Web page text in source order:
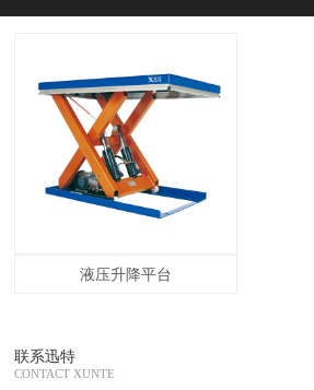
液压升降平台
联系迅特
CONTACT XUNTE